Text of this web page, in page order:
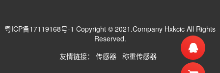
粤ICP备17119168号-1 Copyright © 2021.Company Hxkcic All Rights
Reserved.
友情链接： 传感器 称重传感器